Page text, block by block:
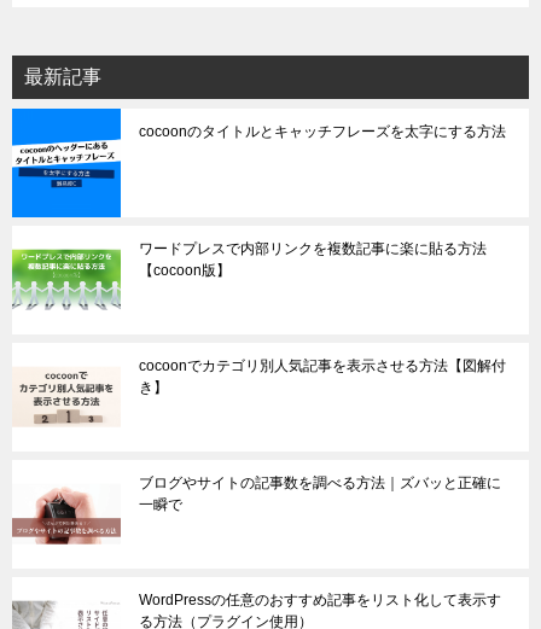
最新記事
cocoonのタイトルとキャッチフレーズを太字にする方法
ワードプレスで内部リンクを複数記事に楽に貼る方法
【cocoon版】
cocoonでカテゴリ別人気記事を表示させる方法【図解付
き】
ブログやサイトの記事数を調べる方法｜ズバッと正確に
一瞬で
WordPressの任意のおすすめ記事をリスト化して表示す
る方法（プラグイン使用）